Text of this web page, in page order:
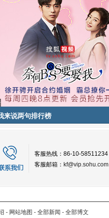
来说两句排行榜
客服热线：86-10-58511234
客服邮箱： kf@vip.sohu.com
- 网站地图 - 全部新闻 - 全部博文